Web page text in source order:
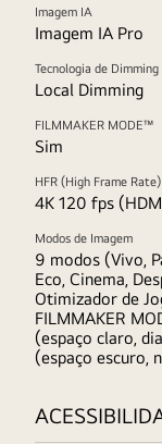
Imagem IA
Imagem IA Pro
Tecnologia de Dimming
Local Dimming
FILMMAKER MODE™
Sim
HFR (High Frame Rate)
4K 120 fps
Modos de Imagem
9 modos (Vivo,
Eco, Cinema,
Otimizador de
FILMMAKER
(espaço claro,
(espaço escuro,